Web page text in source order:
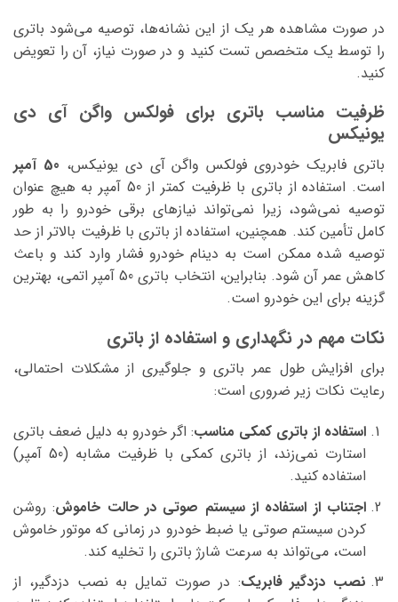
در صورت مشاهده هر یک از این نشانه‌ها، توصیه می‌شود باتری
را توسط یک متخصص تست کنید و در صورت نیاز، آن را تعویض
کنید.
ظرفیت مناسب باتری برای فولکس واگن آی دی
یونیکس
باتری فابریک خودروی فولکس واگن آی دی یونیکس، 50 آمپر
است. استفاده از باتری با ظرفیت کمتر از 50 آمپر به هیچ عنوان
توصیه نمی‌شود، زیرا نمی‌تواند نیازهای برقی خودرو را به طور
کامل تأمین کند. همچنین، استفاده از باتری با ظرفیت بالاتر از حد
توصیه شده ممکن است به دینام خودرو فشار وارد کند و باعث
کاهش عمر آن شود. بنابراین، انتخاب باتری 50 آمپر اتمی، بهترین
گزینه برای این خودرو است.
نکات مهم در نگهداری و استفاده از باتری
برای افزایش طول عمر باتری و جلوگیری از مشکلات احتمالی،
رعایت نکات زیر ضروری است:
استفاده از باتری کمکی مناسب: اگر خودرو به دلیل ضعف باتری
استارت نمی‌زند، از باتری کمکی با ظرفیت مشابه (50 آمپر)
استفاده کنید.
اجتناب از استفاده از سیستم صوتی در حالت خاموش: روشن
کردن سیستم صوتی یا ضبط خودرو در زمانی که موتور خاموش
است، می‌تواند به سرعت شارژ باتری را تخلیه کند.
نصب دزدگیر فابریک: در صورت تمایل به نصب دزدگیر، از